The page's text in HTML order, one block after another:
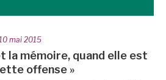
mai 2015
la mémoire, quand elle est
offense »